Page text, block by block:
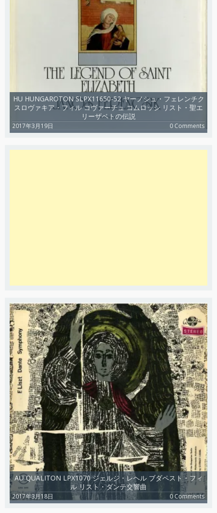
HU HUNGAROTON SLPX11650-52 ヤーノシュ・フェレンチク
スロヴァキア・フィル コヴァーチュ コムロッシ リスト・聖エ
リーザベトの伝説
2017年3月19日 0 Comments
AU QUALITON LPX1070 ジェルジ・レヘル ブダペスト・フィ
ル リスト・ダンテ交響曲
2017年3月18日 0 Comments